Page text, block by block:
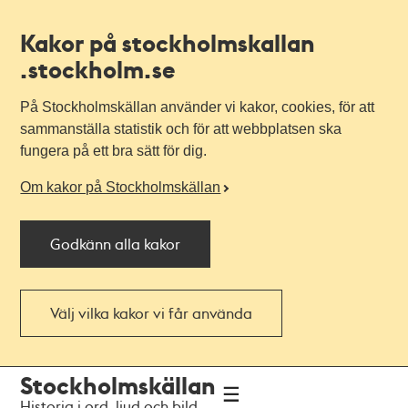
Kakor på stockholmskallan
.stockholm.se
På Stockholmskällan använder vi kakor, cookies, för att
sammanställa statistik och för att webbplatsen ska
fungera på ett bra sätt för dig.
Om kakor på Stockholmskällan
Godkänn alla kakor
Välj vilka kakor vi får använda
navigationen
huvudinnehållet
Stockholmskällan